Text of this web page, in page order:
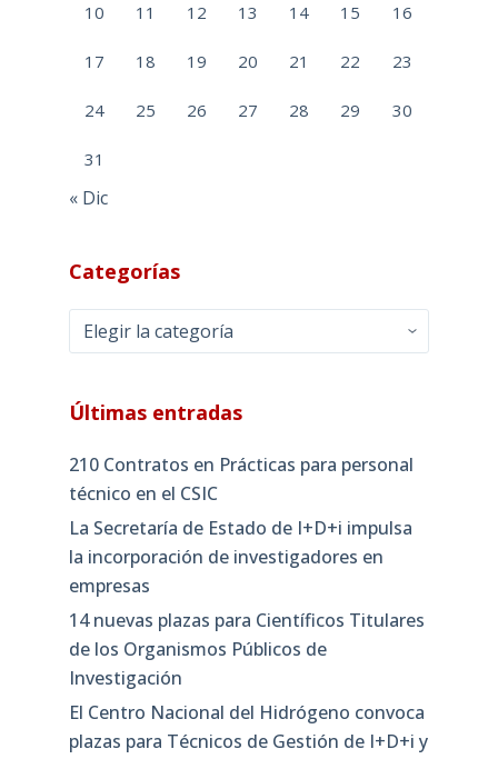
10 11 12 13 14 15 16
17 18 19 20 21 22 23
24 25 26 27 28 29 30
31
« Dic
Categorías
Categorías
Últimas entradas
210 Contratos en Prácticas para personal
técnico en el CSIC
La Secretaría de Estado de I+D+i impulsa
la incorporación de investigadores en
empresas
14 nuevas plazas para Científicos Titulares
de los Organismos Públicos de
Investigación
El Centro Nacional del Hidrógeno convoca
plazas para Técnicos de Gestión de I+D+i y